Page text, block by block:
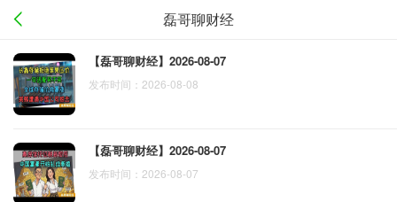
磊哥聊财经
【磊哥聊财经】2026-08-07
发布时间：2026-08-08
【磊哥聊财经】2026-08-07
发布时间：2026-08-07